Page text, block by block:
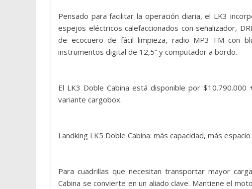
Pensado para facilitar la operación diaria, el LK3
espejos eléctricos calefaccionados con señalizador,
de ecocuero de fácil limpieza, radio MP3 FM con
instrumentos digital de 12,5” y computador a bordo.
El LK3 Doble Cabina está disponible por
variante cargobox.
Landking LK5 Doble Cabina: más capacidad, más
Para cuadrillas que necesitan transportar mayor
Cabina se convierte en un aliado clave. Mantiene el